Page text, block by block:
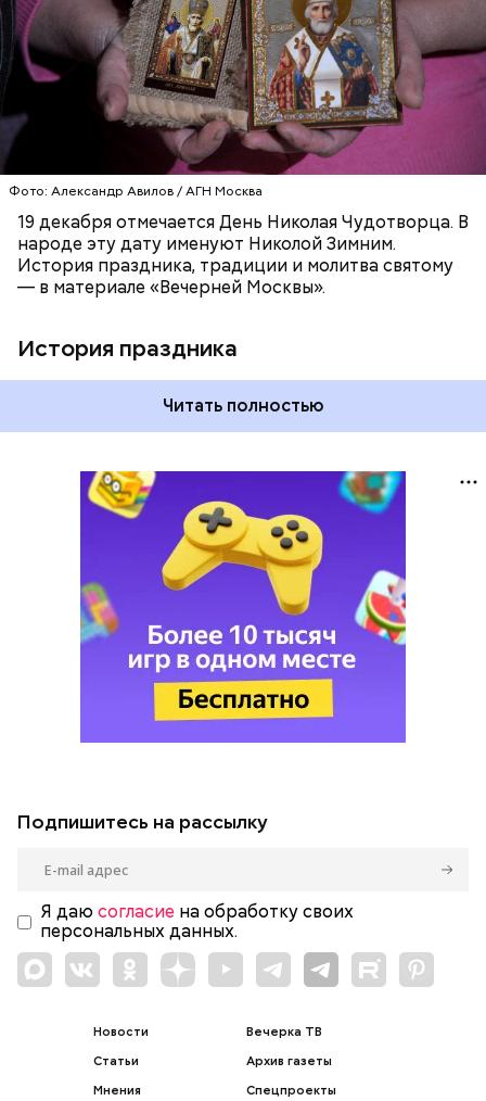
Фото: Александр Авилов / АГН Москва
19 декабря отмечается День Николая Чудотворца. В
народе эту дату именуют Николой Зимним.
История праздника, традиции и молитва святому
— в материале «Вечерней Москвы».
История праздника
Читать полностью
ХРИСТИАНСТВО
РЕЛИГИЯ ЦЕРКОВЬ
Подпишитесь на рассылку
Я даю согласие на обработку своих
персональных данных.
Новости
Статьи
Мнения
Вечерка ТВ
Архив газеты
Спецпроекты